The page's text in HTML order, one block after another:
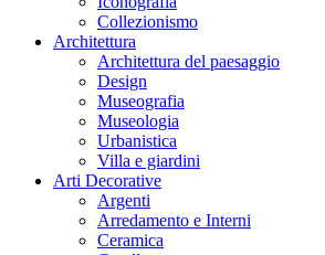
Collezionismo
Architettura
Architettura del paesaggio
Design
Museografia
Museologia
Urbanistica
Villa e giardini
Arti Decorative
Argenti
Arredamento e Interni
Ceramica